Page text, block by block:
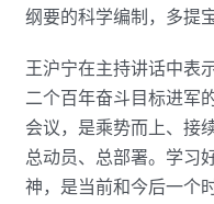
纲要的科学编制，多提
王沪宁在主持讲话中表
二个百年奋斗目标进军
会议，是乘势而上、接
总动员、总部署。学习
神，是当前和今后一个